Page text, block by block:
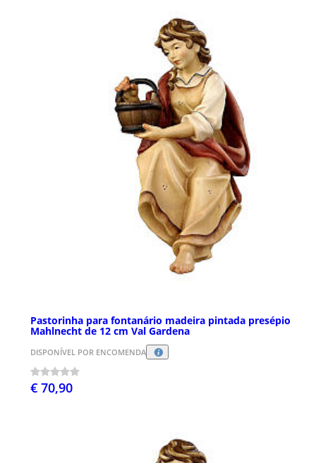
Pastorinha para fontanário madeira pintada presépio
Mahlnecht de 12 cm Val Gardena
DISPONÍVEL POR ENCOMENDA
€ 70,90